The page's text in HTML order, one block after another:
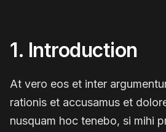
1. Introduction
At vero eos et inter
rationis et accusamus et
nusquam hoc tenebo, si mihi